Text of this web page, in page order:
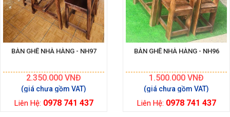
BÀN GHẾ NHÀ HÀNG - NH97
2.350.000 VNĐ
Liên Hệ: 0978 741 437
BÀN GHẾ NHÀ HÀNG - NH96
1.500.000 VNĐ
Liên Hệ: 0978 741 437